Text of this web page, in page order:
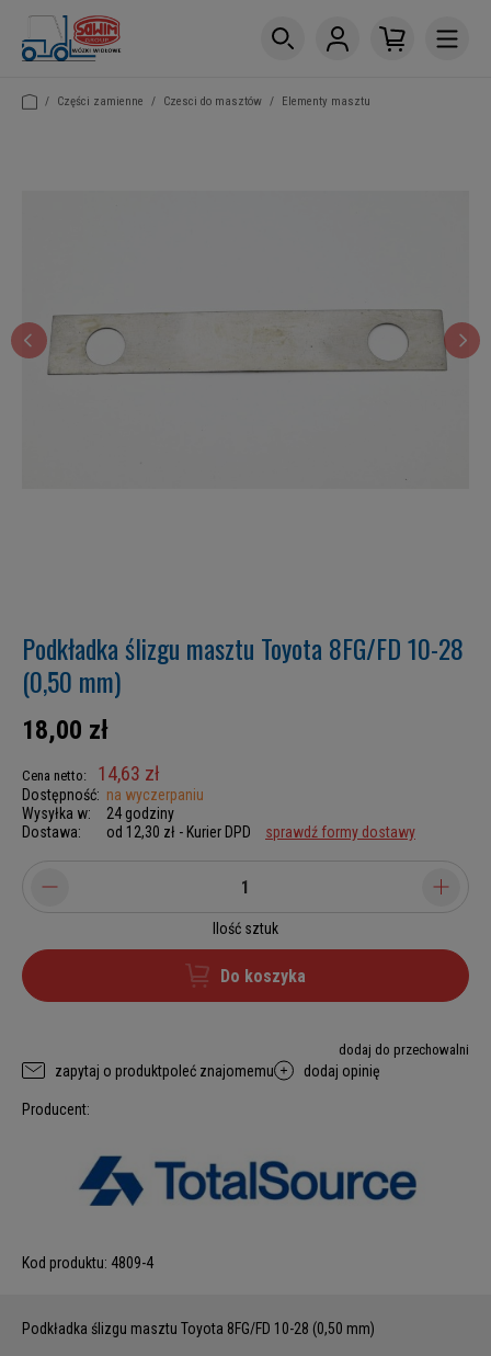
/ Części zamienne / Czesci do masztów / Elementy masztu
Podkładka ślizgu masztu Toyota 8FG/FD 10-28
(0,50 mm)
18,00 zł
Cena netto: 14,63 zł
Dostępność: na wyczerpaniu
Wysyłka w:
24 godziny
Dostawa:
od 12,30 zł - Kurier DPD sprawdź formy dostawy
Ilość sztuk
Do koszyka
dodaj do przechowalni
zapytaj o produktpoleć znajomemu dodaj opinię
Producent:
Kod produktu: 4809-4
Podkładka ślizgu masztu Toyota 8FG/FD 10-28 (0,50 mm)